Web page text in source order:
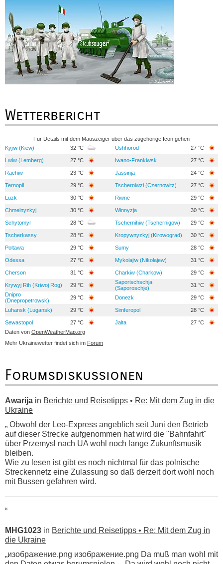
Wetterbericht
Für Details mit dem Mauszeiger über das zugehörige Icon gehen
Kyjiw (Kiew)
32 °C Ushhorod 27 °C
Lwiw (Lemberg) 27 °C Iwano-Frankiwsk 27 °C
Rachiw 23 °C Jassinja 24 °C
Ternopil 29 °C Tscherniwzi (Czernowitz) 27 °C
Luzk 30 °C Riwne 29 °C
Chmelnyzkyj 30 °C Winnyzja 30 °C
Schytomyr 28 °C Tschernihiw (Tschernigow) 29 °C
Tscherkassy 28 °C Kropywnyzkyj (Kirowograd) 30 °C
Poltawa 29 °C Sumy 28 °C
Odessa 27 °C Mykolajiw (Nikolajew) 31 °C
Cherson 31 °C Charkiw (Charkow) 29 °C
Krywyj Rih (Kriwoj Rog) 29 °C
Saporischschja
(Saporoschje)
31 °C
Dnipro
(Dnepropetrowsk)
29 °C Donezk 29 °C
Luhansk (Lugansk) 29 °C Simferopol 28 °C
Sewastopol 27 °C Jalta
27 °C
Daten von OpenWeatherMap.org
Mehr Ukrainewetter findet sich im Forum
Forumsdiskussionen
Awarija in Berichte und Reisetipps • Re: Mit dem Zug in die
Ukraine
„ Obwohl der Leo-Express angeblich seit Juni den Betrieb
auf dieser Strecke aufgenommen hat wird die "Bahnfahrt"
über Przemysl nach UA wohl noch lange Zukunftsmusik
bleiben.
Wie zu lesen ist gibt es noch nichtmal für das polnische
Streckennetz eine Zulassung so daß derzeit dort wohl noch
mit Bussen gefahren wird.
“
MHG1023 in Berichte und Reisetipps • Re: Mit dem Zug in
die Ukraine
„изображение.png изображение.png Da muß man wohl mit